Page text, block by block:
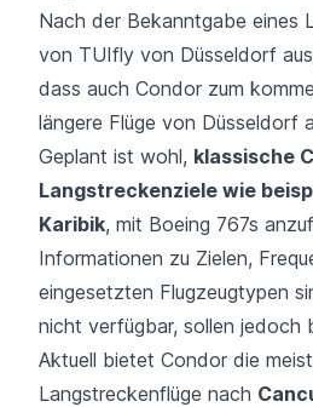
Nach der Bekanntgabe eines
von TUIfly von Düsseldorf
dass auch Condor zum
längere Flüge von Düsseldorf
Geplant ist wohl, klassische
Langstreckenziele wie
Karibik, mit Boeing 767s
Informationen zu Zielen,
eingesetzten Flugzeugtypen
nicht verfügbar, sollen jedoch
Aktuell bietet Condor die
Langstreckenflüge nach